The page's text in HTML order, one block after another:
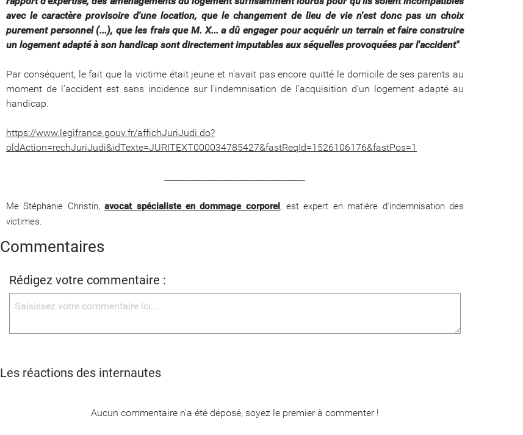
avec le caractère provisoire d'une location, que le changement de lieu de vie n'est donc pas un choix
purement personnel (...), que les frais que M. X... a dû engager pour acquérir un terrain et faire construire
un logement adapté à son handicap sont directement imputables aux séquelles provoquées par l'accident".
Par conséquent, le fait que la victime était jeune et n'avait pas encore quitté le domicile de ses parents au
moment de l'accident est sans incidence sur l'indemnisation de l'acquisition d'un logement adapté au
handicap.
https://www.legifrance.gouv.fr/affichJuriJudi.do?
oldAction=rechJuriJudi&idTexte=JURITEXT000034785427&fastReqId=1526106176&fastPos=1
Me Stéphanie Christin,avocat spécialiste en dommage corporel , est expert en matière d'indemnisation des
victimes.
Commentaires
Rédigez votre commentaire :
Les réactions des internautes
Aucun commentaire n'a été déposé, soyez le premier à commenter !